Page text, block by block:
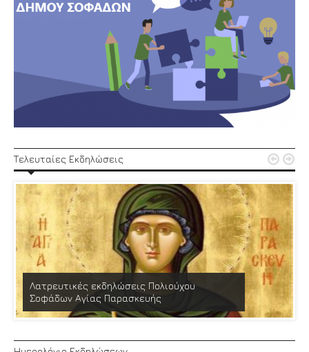
Τελευταίες Εκδηλώσεις
Λατρευτικές εκδηλώσεις Πολιούχου
Σοφάδων Αγίας Παρασκευής
 